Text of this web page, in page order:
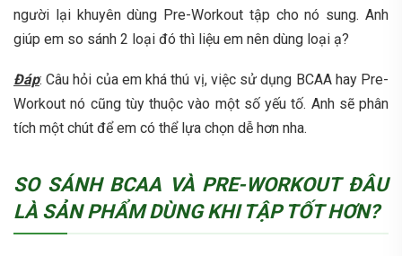
người lại khuyên dùng Pre-Workout tập cho nó sung. Anh
giúp em so sánh 2 loại đó thì liệu em nên dùng loại ạ?
Đáp: Câu hỏi của em khá thú vị, việc sử dụng BCAA hay Pre-
Workout nó cũng tùy thuộc vào một số yếu tố. Anh sẽ phân
tích một chút để em có thể lựa chọn dễ hơn nha.
SO SÁNH BCAA VÀ PRE-WORKOUT ĐÂU
LÀ SẢN PHẨM DÙNG KHI TẬP TỐT HƠN?